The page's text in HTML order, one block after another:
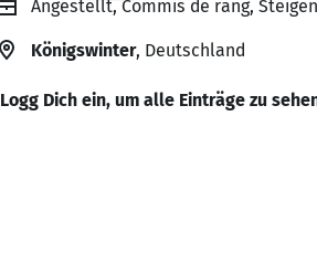
Angestellt, Commis de rang,
Königswinter, Deutschland
Logg Dich ein, um alle Einträge zu